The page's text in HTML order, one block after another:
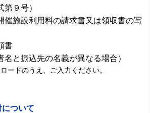
９号）
施設利用料の請求書又は領収書の写
書
と振込先の名義が異なる場合）
ドのうえ、ご入力ください。
について